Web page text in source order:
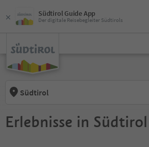
Südtirol Guide App
Der digitale Reisebegleiter Südtirols
Südtirol
Erlebnisse in Südtirol